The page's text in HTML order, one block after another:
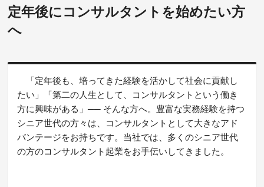
定年後にコンサルタントを始めたい方
へ
「定年後も、培ってきた経験を活かして社会に貢献し
たい」「第二の人生として、コンサルタントという働き
方に興味がある」── そんな方へ。豊富な実務経験を持つ
シニア世代の方々は、コンサルタントとして大きなアド
バンテージをお持ちです。当社では、多くのシニア世代
の方のコンサルタント起業をお手伝いしてきました。